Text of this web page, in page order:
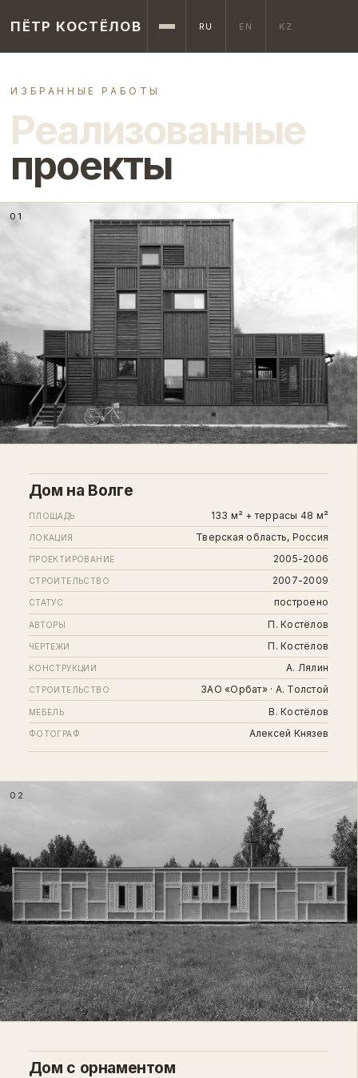
ПЁТР КОСТЁЛОВ RU EN KZ
ИЗБРАННЫЕ РАБОТЫ
Реализованные
проекты
01
Дом на Волге
ПЛОЩАДЬ 133 м² + террасы 48 м²
ЛОКАЦИЯ Тверская область, Россия
ПРОЕКТИРОВАНИЕ 2005-2006
СТРОИТЕЛЬСТВО 2007-2009
СТАТУС построено
АВТОРЫ П. Костёлов
ЧЕРТЕЖИ П. Костёлов
КОНСТРУКЦИИ А. Лялин
СТРОИТЕЛЬСТВО ЗАО «Орбат» · А. Толстой
МЕБЕЛЬ В. Костёлов
ФОТОГРАФ Алексей Князев
02
Дом с орнаментом